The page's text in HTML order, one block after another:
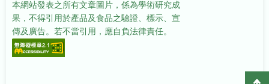
本網站發表之所有文章圖片，係為學術研究成
果，不得引用於產品及食品之驗證、標示、宣
傳及廣告。若不當引用，應自負法律責任。